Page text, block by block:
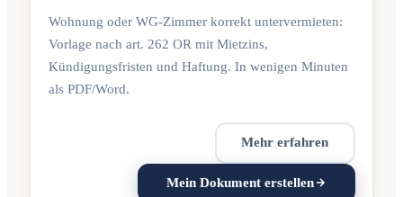
Wohnung oder WG-Zimmer korrekt untervermieten:
Vorlage nach art. 262 OR mit Mietzins,
Kündigungsfristen und Haftung. In wenigen Minuten
als PDF/Word.
Mehr erfahren
Mein Dokument erstellen